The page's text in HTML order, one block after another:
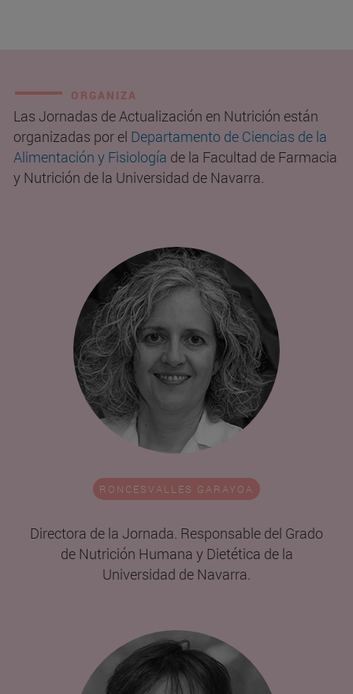
ORGANIZA
Las Jornadas de Actualización en Nutrición están
organizadas por el Departamento de Ciencias de la
Alimentación y Fisiología de la Facultad de Farmacia
y Nutrición de la Universidad de Navarra.
RONCESVALLES GARAYOA
Directora de la Jornada. Responsable del Grado
de Nutrición Humana y Dietética de la
Universidad de Navarra.